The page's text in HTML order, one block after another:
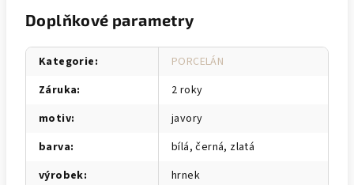
Doplňkové parametry
Kategorie:
PORCELÁN
Záruka:
2 roky
motiv:
javory
barva:
bílá, černá, zlatá
výrobek: hrnek